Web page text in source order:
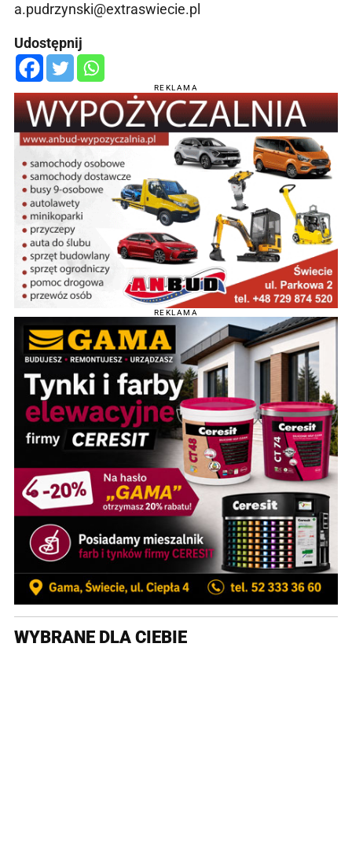
a.pudrzynski@extraswiecie.pl
Udostępnij
REKLAMA
REKLAMA
WYBRANE DLA CIEBIE